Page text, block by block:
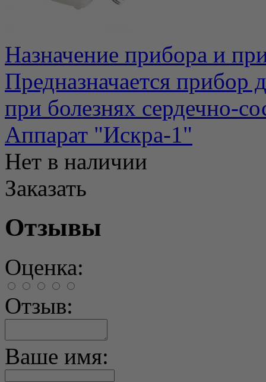
Назначение прибора и
Предназначается прибор
при болезнях сердечно-
Аппарат "Искра-1"
Нет в наличии
Заказать
Отзывы
Оценка:
Отзыв:
Ваше имя: